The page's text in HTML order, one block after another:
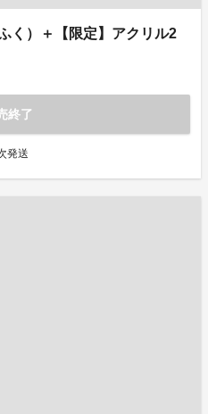
く）＋【限定】アクリル2
終了
発送